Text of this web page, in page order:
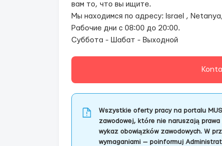
вам то, что вы ищите.
Мы находимся по адресу: Israel ,
Рабочие дни с 08:00 до 20:00.
Суббота - Шабат - Выходной
Wszystkie oferty pracy na portalu
zawodowej, które nie naruszają
wykaz obowiązków zawodowych. W
wymaganiami — poinformuj